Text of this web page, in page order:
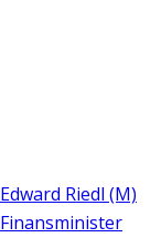
Edward Riedl (M)
Finansminister